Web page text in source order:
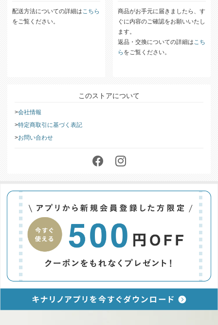
配送方法について 返品について
商品がお手元に届きましたら、す
ぐに内容のご確認をお願いいたし
ます。
会社情報
特定商取引に基づく表記